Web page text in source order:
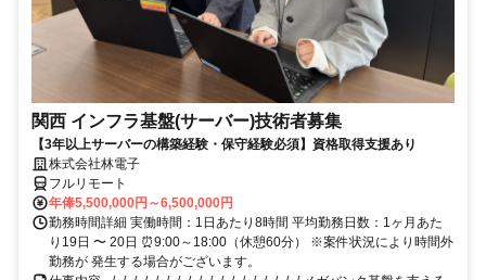
関西 インフラ基盤(サーバー)技術者募集
【3年以上サーバーの構築経験・保守経験必須】資格取得支援あり
株式会社林電子
フルリモート
年俸5,500,000円～6,500,000円
勤務時間詳細 実働時間：1日あたり8時間 平均勤務日数：1ヶ月あた
り19日 〜 20日 ⏰9:00～18:00（休憩60分） ※案件状況により時間外
勤務が 発生する場合がございます。